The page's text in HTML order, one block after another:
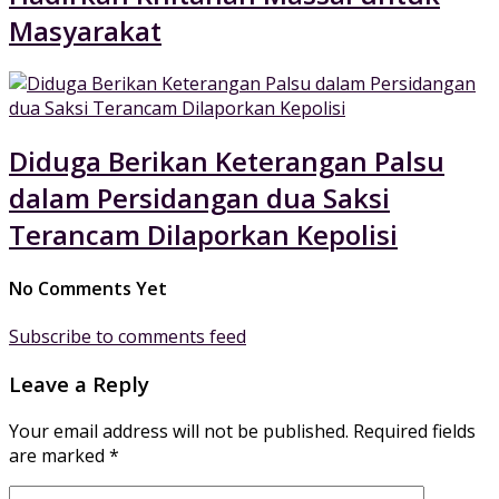
Masyarakat
Diduga Berikan Keterangan Palsu
dalam Persidangan dua Saksi
Terancam Dilaporkan Kepolisi
No Comments Yet
Subscribe to comments feed
Leave a Reply
Your email address will not be published. Required fields
are marked *